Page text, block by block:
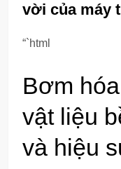
vời của máy
“`html
Bơm
vật liệu
và hiệu